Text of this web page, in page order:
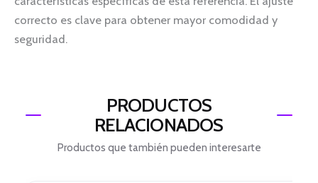
correcto es clave para obtener mayor comodidad y
seguridad.
PRODUCTOS
RELACIONADOS
Productos que también pueden interesarte